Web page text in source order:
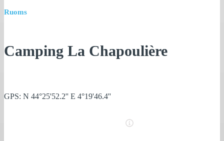
Ruoms
Camping La Chapoulière
GPS: N 44°25'52.2'' E 4°19'46.4''